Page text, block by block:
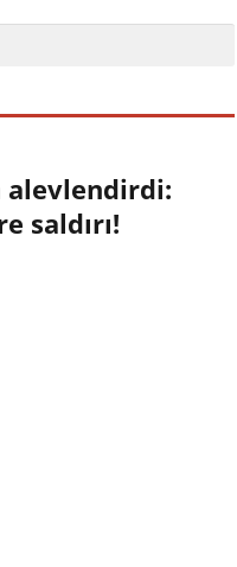
alevlendirdi:
saldırı!